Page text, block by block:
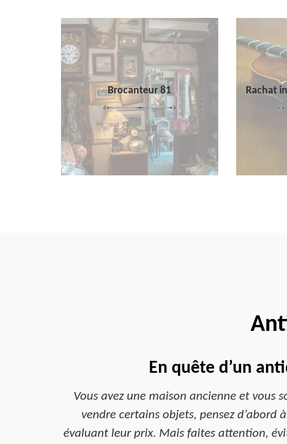
Brocanteur 81 Rachat
En quête d’un
Vous avez une maison ancienne et vous
vendre certains objets, pensez
évaluant leur prix. Mais faites attention,